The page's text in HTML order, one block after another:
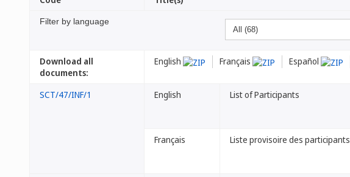
Filter by language
Download all
documents:
English Français Español
SCT/47/INF/1 English List of Participants
Français Liste provisoire des participants